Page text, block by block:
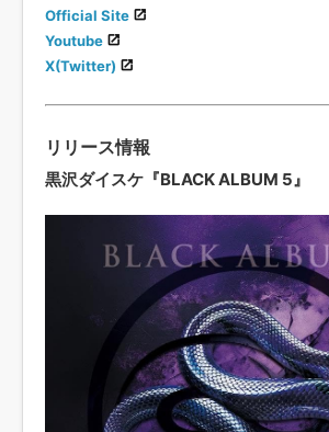
Official Site
Youtube
X(Twitter)
リリース情報
黒沢ダイスケ『BLACK ALBUM 5』